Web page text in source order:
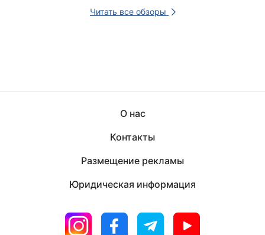
Читать все обзоры
О нас
Контакты
Размещение рекламы
Юридическая информация